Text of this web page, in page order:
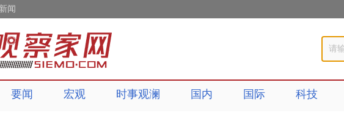
新闻
要闻 宏观 时事观澜 国内 国际 科技